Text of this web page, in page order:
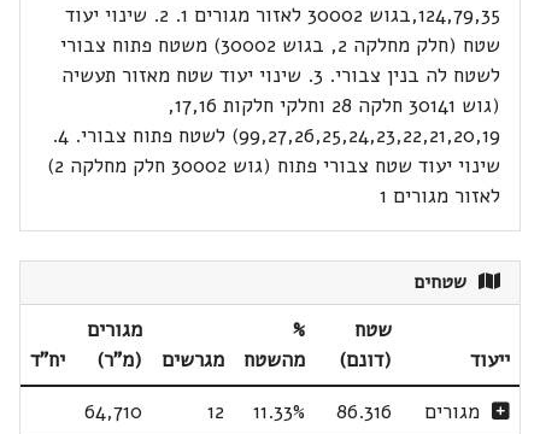
124,79,35,בגוש 30002 לאזור מגורים 1. 2. שינוי יעוד
שטח (חלק מחלקה 2, בגוש 30002) משטח פתוח צבורי
לשטח לה בנין צבורי. 3. שינוי יעוד שטח מאזור תעשיה
(גוש 30141 חלקה 28 וחלקי חלקות 17,16,
99,27,26,25,24,23,22,21,20,19) לשטח פתוח צבורי. 4.
שינוי יעוד שטח צבורי פתוח (גוש 30002 חלק מחלקה 2)
לאזור מגורים 1
שטחים
ייעוד
שטח
(דונם)
%
מהשטח
מגרשים
מגורים
(מ"ר)
יח"ד
מגורים
86.316
11.33%
12
64,710